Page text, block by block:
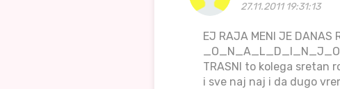
27.11.2011 19:31:13
EJ RAJA MENI JE DANAS
_O_N_A_L_D_I_N_J_O
TRASNI to kolega sretan
i sve naj naj i da dugo